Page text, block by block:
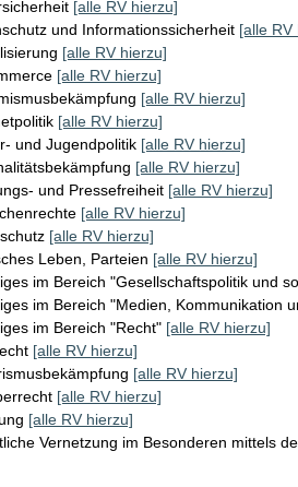
[alle RV hierzu]
und Informationssicherheit [alle RV
[alle RV hierzu]
[alle RV hierzu]
[alle RV hierzu]
[alle RV hierzu]
und Jugendpolitik [alle RV hierzu]
[alle RV hierzu]
und Pressefreiheit [alle RV hierzu]
[alle RV hierzu]
[alle RV hierzu]
Leben, Parteien [alle RV hierzu]
im Bereich "Gesellschaftspolitik und
im Bereich "Medien, Kommunikation
im Bereich "Recht" [alle RV hierzu]
[alle RV hierzu]
[alle RV hierzu]
[alle RV hierzu]
[alle RV hierzu]
Vernetzung im Besonderen mittels